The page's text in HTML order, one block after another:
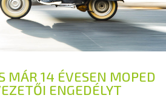
MÁR 14 ÉVESEN MOPED
ENGEDÉLYT